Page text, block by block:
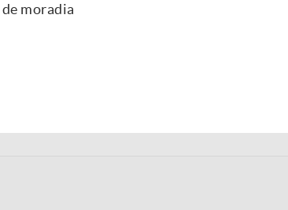
moradia